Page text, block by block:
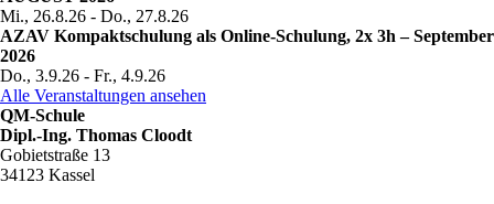
Mi., 26.8.26 - Do., 27.8.26
AZAV Kompaktschulung als Online-Schulung, 2x 3h – September
2026
Do., 3.9.26 - Fr., 4.9.26
Alle Veranstaltungen ansehen
QM-Schule
Dipl.-Ing. Thomas Cloodt
Gobietstraße 13
34123 Kassel